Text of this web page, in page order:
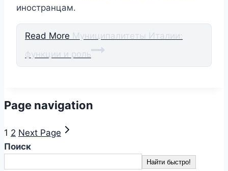
иностранцам.
Read More Муниципалитеты Италии:
функции и роль
Page navigation
1 2 Next Page
Поиск
Найти быстро!